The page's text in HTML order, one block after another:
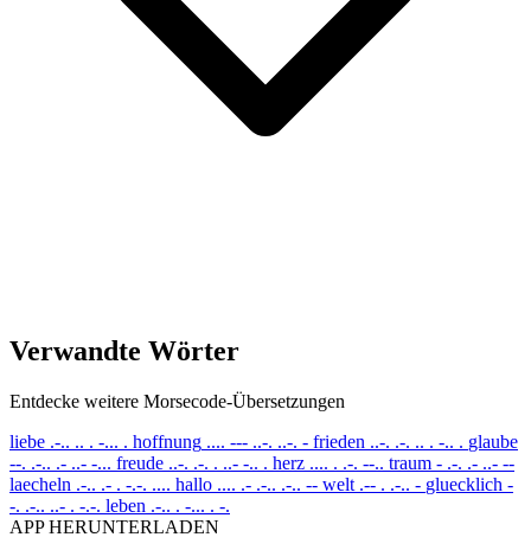
Verwandte Wörter
Entdecke weitere Morsecode-Übersetzungen
liebe .-.. .. . -... . hoffnung .... --- ..-. ..-. - frieden ..-. .-. .. . -.. . glaube
--. .-.. .- ..- -... freude ..-. .-. . ..- -.. . herz .... . .-. --.. traum - .-. .- ..- --
laecheln .-.. .- . -.-. .... hallo .... .- .-.. .-.. -- welt .-- . .-.. - gluecklich -
-. .-.. ..- . -.-. leben .-.. . -... . -.
APP HERUNTERLADEN